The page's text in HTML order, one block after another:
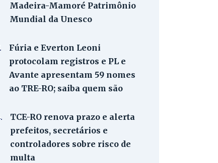
Madeira-Mamoré Patrimônio
Mundial da Unesco
Fúria e Everton Leoni
protocolam registros e PL e
Avante apresentam 59 nomes
ao TRE-RO; saiba quem são
TCE-RO renova prazo e alerta
prefeitos, secretários e
controladores sobre risco de
multa